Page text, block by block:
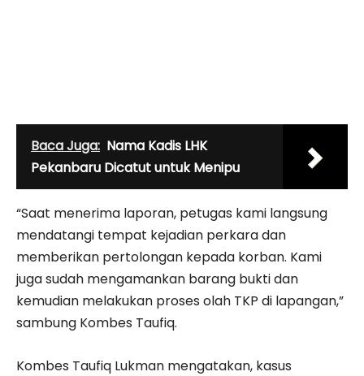
Baca Juga: Nama Kadis LHK
Pekanbaru Dicatut untuk Menipu
“Saat menerima laporan, petugas kami langsung
mendatangi tempat kejadian perkara dan
memberikan pertolongan kepada korban. Kami
juga sudah mengamankan barang bukti dan
kemudian melakukan proses olah TKP di lapangan,”
sambung Kombes Taufiq.
Kombes Taufiq Lukman mengatakan, kasus